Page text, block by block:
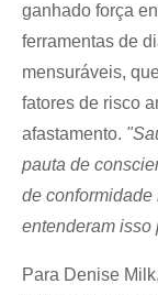
ganhado força
ferramentas de
mensuráveis,
fatores de risco
afastamento.
pauta de
de conformidade
entenderam isso
Para Denise